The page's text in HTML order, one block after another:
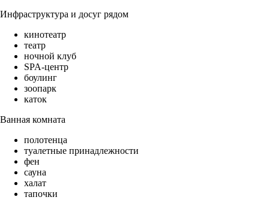
Инфраструктура и досуг рядом
кинотеатр
театр
ночной клуб
SPA-центр
боулинг
зоопарк
каток
Ванная комната
полотенца
туалетные принадлежности
фен
сауна
халат
тапочки